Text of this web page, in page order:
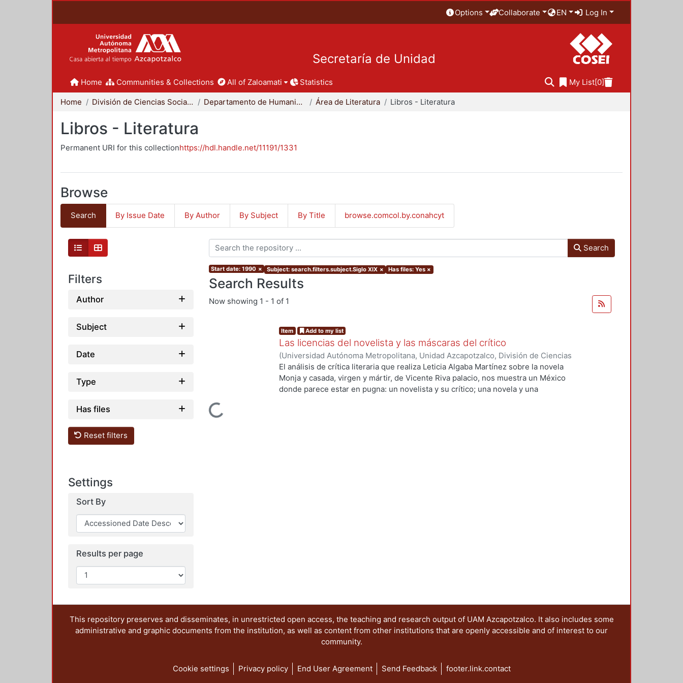
Options Collaborate EN Log In
Secretaría de Unidad
Home Communities & Collections All of Zaloamati Statistics My List[0]
Home División de Ciencias Sociales y Humanidades Departamento de Humanidades Área de Literatura Libros - Literatura
Libros - Literatura
Permanent URI for this collectionhttps://hdl.handle.net/11191/1331
Browse
Search By Issue Date By Author By Subject By Title browse.comcol.by.conahcyt
Filters
Author
Subject
Date
Type
Has files
Reset filters
Settings
Sort By
Results per page
Search
Start date: 1990 × Subject: search.filters.subject.Siglo XIX × Has files: Yes ×
Search Results
Now showing 1 - 1 of 1
Loading...
Item Add to my list
Las licencias del novelista y las máscaras del crítico
(Universidad Autónoma Metropolitana, Unidad Azcapotzalco, División de Ciencias
Sociales y Humanidades, Departamento de Humanidades, Área de Literatura,1997
Algaba Martínez, Leticia
El análisis de crítica literaria que realiza Leticia Algaba Martínez sobre la novela
Monja y casada, virgen y mártir, de Vicente Riva palacio, nos muestra un México
donde parece estar en pugna: un novelista y su crítico; una novela y una
This repository preserves and disseminates, in unrestricted open access, the teaching and research output of UAM Azcapotzalco. It also includes some
administrative and graphic documents from the institution, as well as content from other institutions that are openly accessible and of interest to our
community.
Cookie settings Privacy policy End User Agreement Send Feedback footer.link.contact